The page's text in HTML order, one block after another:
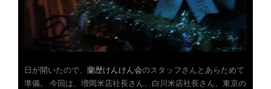
日が開いたので、 蘭歴けんけん会のスタッフさんとあらためて
準備。 今回は、増岡米店社長さん、白川米店社長さん、東京の